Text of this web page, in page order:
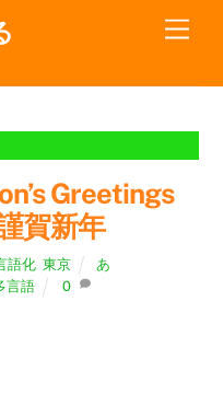
Greetings
賀新年
語化 ,東京
あ
言語 0